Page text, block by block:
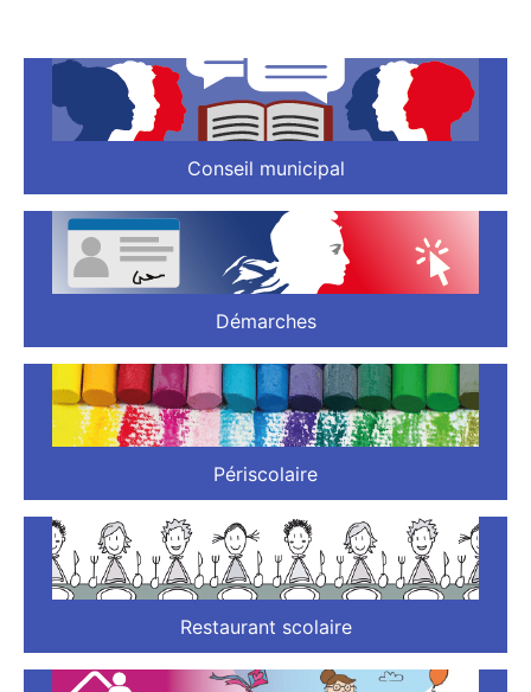
Conseil municipal
Démarches
Périscolaire
Restaurant scolaire